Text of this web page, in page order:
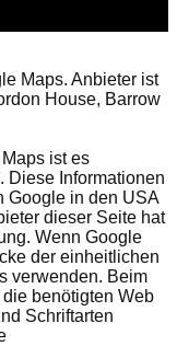
Maps. Anbieter ist
House, Barrow
ist es
Diese Informationen
Google in den USA
dieser Seite hat
Wenn Google
der einheitlichen
verwenden. Beim
benötigten Web
Schriftarten